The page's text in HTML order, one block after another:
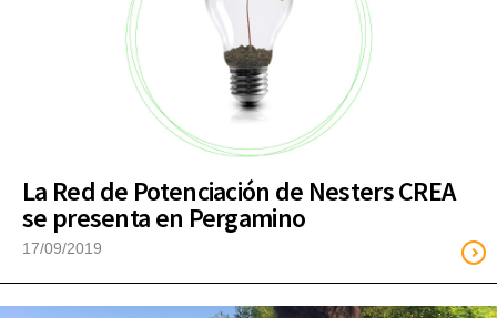
La Red de Potenciación de Nesters CREA
se presenta en Pergamino
17/09/2019